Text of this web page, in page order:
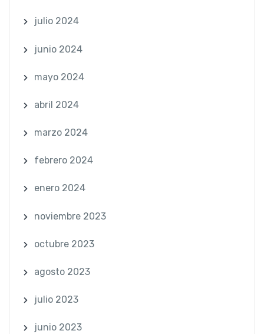
julio 2024
junio 2024
mayo 2024
abril 2024
marzo 2024
febrero 2024
enero 2024
noviembre 2023
octubre 2023
agosto 2023
julio 2023
junio 2023